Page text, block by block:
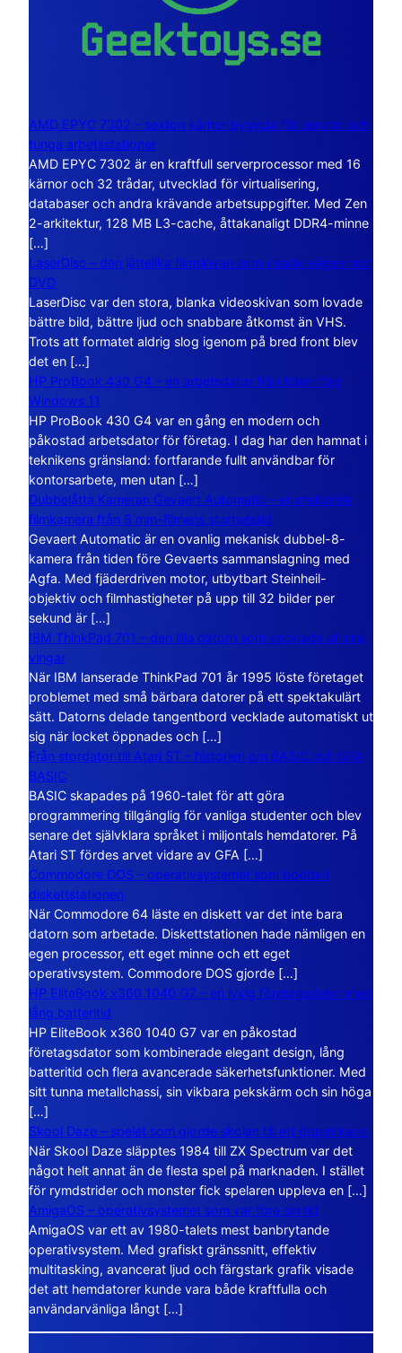
AMD EPYC 7302 – sexton kärnor byggda för servrar och
tunga arbetsstationer
AMD EPYC 7302 är en kraftfull serverprocessor med 16
kärnor och 32 trådar, utvecklad för virtualisering,
databaser och andra krävande arbetsuppgifter. Med Zen
2-arkitektur, 128 MB L3-cache, åttakanaligt DDR4-minne
[…]
LaserDisc – den jättelika filmskivan som visade vägen mot
DVD
LaserDisc var den stora, blanka videoskivan som lovade
bättre bild, bättre ljud och snabbare åtkomst än VHS.
Trots att formatet aldrig slog igenom på bred front blev
det en […]
HP ProBook 430 G4 – en arbetsdator från tiden före
Windows 11
HP ProBook 430 G4 var en gång en modern och
påkostad arbetsdator för företag. I dag har den hamnat i
teknikens gränsland: fortfarande fullt användbar för
kontorsarbete, men utan […]
Dubbelåtta Kameran Gevaert Automatic – en mekanisk
filmkamera från 8 mm-filmens storhetstid
Gevaert Automatic är en ovanlig mekanisk dubbel-8-
kamera från tiden före Gevaerts sammanslagning med
Agfa. Med fjäderdriven motor, utbytbart Steinheil-
objektiv och filmhastigheter på upp till 32 bilder per
sekund är […]
IBM ThinkPad 701 – den lilla datorn som vecklade ut sina
vingar
När IBM lanserade ThinkPad 701 år 1995 löste företaget
problemet med små bärbara datorer på ett spektakulärt
sätt. Datorns delade tangentbord vecklade automatiskt ut
sig när locket öppnades och […]
Från stordator till Atari ST – historien om BASIC och GFA
BASIC
BASIC skapades på 1960-talet för att göra
programmering tillgänglig för vanliga studenter och blev
senare det självklara språket i miljontals hemdatorer. På
Atari ST fördes arvet vidare av GFA […]
Commodore DOS – operativsystemet som bodde i
diskettstationen
När Commodore 64 läste en diskett var det inte bara
datorn som arbetade. Diskettstationen hade nämligen en
egen processor, ett eget minne och ett eget
operativsystem. Commodore DOS gjorde […]
HP EliteBook x360 1040 G7 – en lyxig företagsdator med
lång batteritid
HP EliteBook x360 1040 G7 var en påkostad
företagsdator som kombinerade elegant design, lång
batteritid och flera avancerade säkerhetsfunktioner. Med
sitt tunna metallchassi, sin vikbara pekskärm och sin höga
[…]
Skool Daze – spelet som gjorde skolan till ett öppet kaos
När Skool Daze släpptes 1984 till ZX Spectrum var det
något helt annat än de flesta spel på marknaden. I stället
för rymdstrider och monster fick spelaren uppleva en […]
AmigaOS – operativsystemet som var före sin tid
AmigaOS var ett av 1980-talets mest banbrytande
operativsystem. Med grafiskt gränssnitt, effektiv
multitasking, avancerat ljud och färgstark grafik visade
det att hemdatorer kunde vara både kraftfulla och
användarvänliga långt […]